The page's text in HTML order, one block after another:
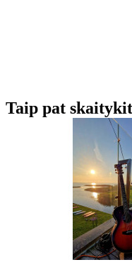
Taip pat